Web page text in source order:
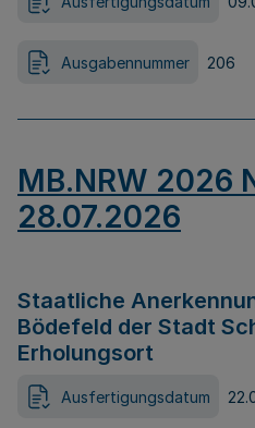
Ausgabennummer 206
MB.NRW 2026
28.07.2026
Staatliche
Bödefeld der Stadt
Erholungsort
Ausfertigungsdatum